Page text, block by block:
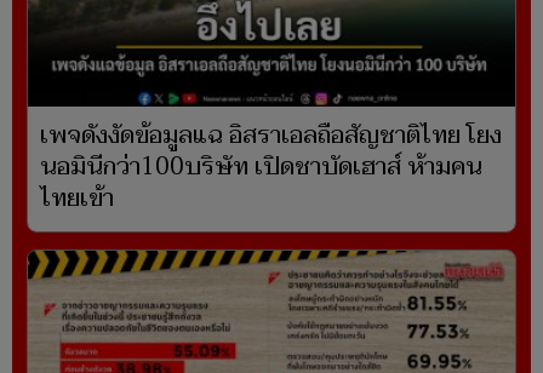
เพจดังงัดข้อมูลแฉ อิสราเอลถือสัญชาติไทย โยง
นอมินีกว่า100บริษัท เปิดชาบัดเฮาส์ ห้ามคน
ไทยเข้า